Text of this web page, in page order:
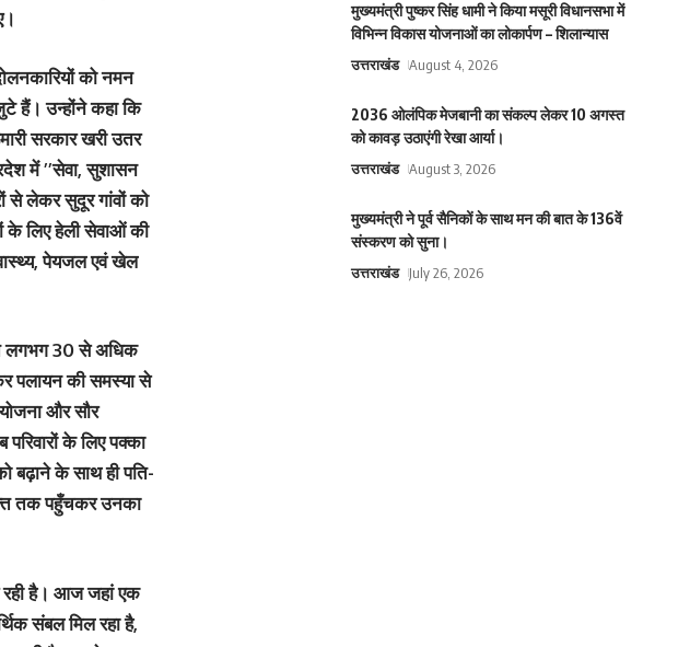
को नमन
हैं। उन्होंने कहा कि
सरकार खरी उतर
में ’’सेवा, सुशासन
से लेकर सुदूर गांवों को
के लिए हेली सेवाओं की
पेयजल एवं खेल
लगभग 30 से अधिक
पलायन की समस्या से
योजना और सौर
परिवारों के लिए पक्का
बढ़ाने के साथ ही पति-
तक पहुँचकर उनका
रही है। आज जहां एक
संबल मिल रहा है,
मुख्यमंत्री पुष्कर सिंह धामी ने किया मसूरी विधानसभा में
विभिन्न विकास योजनाओं का लोकार्पण – शिलान्यास
उत्तराखंड August 4, 2026
2036 ओलंपिक मेजबानी का संकल्प लेकर 10 अगस्त
को कावड़ उठाएंगी रेखा आर्या।
उत्तराखंड August 3, 2026
मुख्यमंत्री ने पूर्व सैनिकों के साथ मन की बात के 136वें
संस्करण को सुना।
उत्तराखंड July 26, 2026